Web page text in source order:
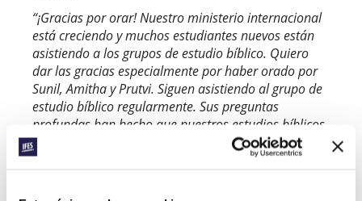
“¡Gracias por orar! Nuestro ministerio internacional
está creciendo y muchos estudiantes nuevos están
asistiendo a los grupos de estudio bíblico. Quiero
dar las gracias especialmente por haber orado por
Sunil, Amitha y Prutvi. Siguen asistiendo al grupo de
estudio bíblico regularmente. Sus preguntas
profundas han hecho que nuestros estudios bíblicos
sobre el libro de Génesis sean muy interesantes y
productivos”.